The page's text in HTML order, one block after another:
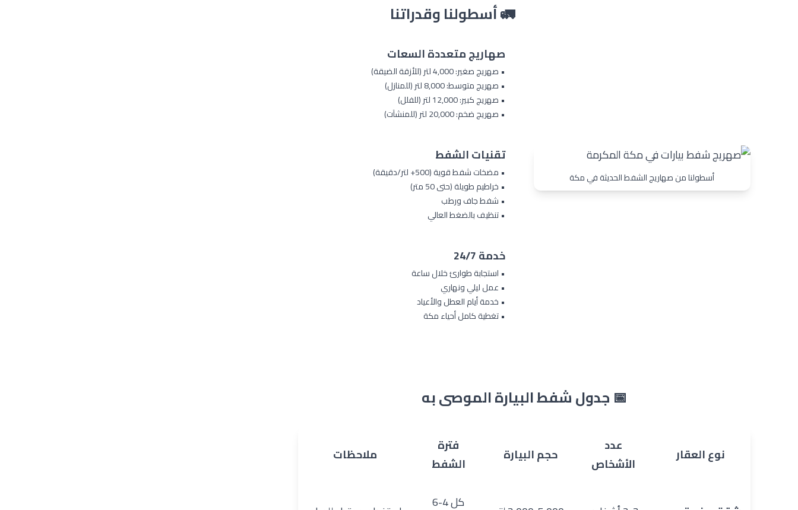
أسطولنا من صهاريج الشفط الحديثة في مكة
🚛 أسطولنا وقدراتنا
صهاريج متعددة السعات
• صهريج صغير: 4,000 لتر (للأزقة الضيقة)
• صهريج متوسط: 8,000 لتر (للمنازل)
• صهريج كبير: 12,000 لتر (للفلل)
• صهريج ضخم: 20,000 لتر (للمنشآت)
تقنيات الشفط
• مضخات شفط قوية (500+ لتر/دقيقة)
• خراطيم طويلة (حتى 50 متر)
• شفط جاف ورطب
• تنظيف بالضغط العالي
خدمة 24/7
• استجابة طوارئ خلال ساعة
• عمل ليلي ونهاري
• خدمة أيام العطل والأعياد
• تغطية كامل أحياء مكة
📅 جدول شفط البيارة الموصى به
نوع العقار
عدد
الأشخاص
حجم البيارة
فترة
الشفط
ملاحظات
كل 4-6